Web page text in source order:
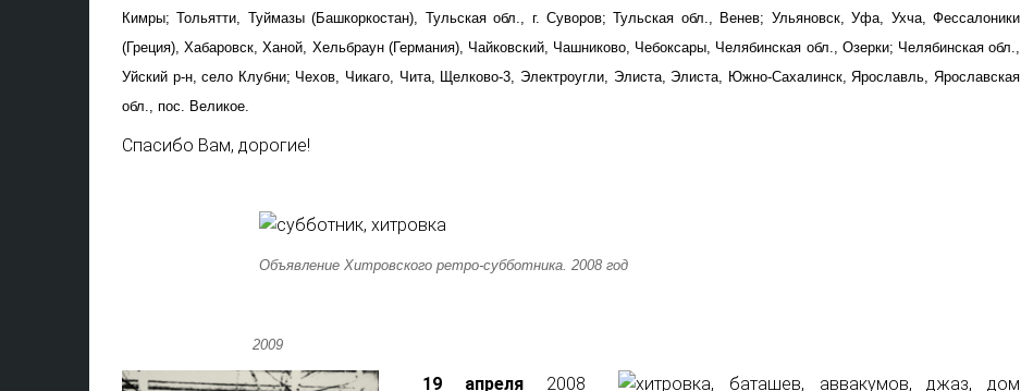
Кимры; Тольятти, Туймазы (Башкоркостан), Тульская обл., г. Суворов; Тульская обл., Венев; Ульяновск, Уфа, Ухча, Фессалоники
(Греция), Хабаровск, Ханой, Хельбраун (Германия), Чайковский, Чашниково, Чебоксары, Челябинская обл., Озерки; Челябинская обл.,
Уйский р-н, село Клубни; Чехов, Чикаго, Чита, Щелково-3, Электроугли, Элиста, Элиста, Южно-Сахалинск, Ярославль, Ярославская
обл., пос. Великое.
Спасибо Вам, дорогие!
Объявление Хитровского ретро-субботника. 2008 год
2009
19 апреля 2008